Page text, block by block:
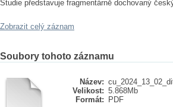
Studie představuje fragmentárně dochovaný
Zobrazit celý záznam
Soubory tohoto záznamu
Název:
Velikost: 5.868Mb
Formát:
PDF